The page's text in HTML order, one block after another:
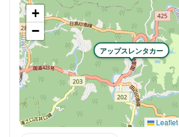
アップスレンタカー
+
−
Leaflet